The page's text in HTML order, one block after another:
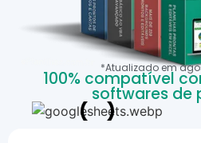
*Atualizado em
100% compatível
softwares de